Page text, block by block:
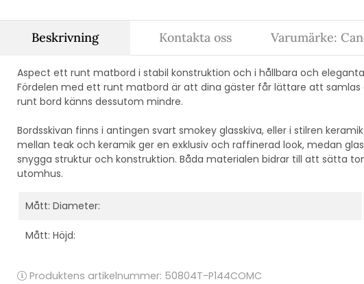
Beskrivning
Aspect ett runt matbord i stabil konstruktion och i hållbara och
Fördelen med ett runt matbord är att dina gäster får lättare att
runt bord känns dessutom mindre.
Bordsskivan finns i antingen svart smokey glasskiva, eller i stilren
mellan teak och keramik ger en exklusiv och raffinerad look, medan
snygga struktur och konstruktion. Båda materialen bidrar till att sätta
utomhus.
Mått: Diameter:
Mått: Höjd:
Produktens artikelnummer: 50804T-P144COMC
Kontakta oss Varumärke: